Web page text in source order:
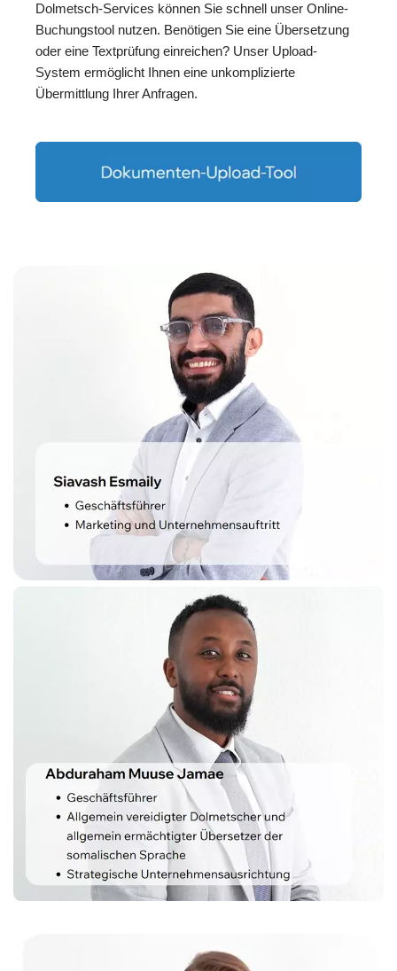
Dolmetsch-Services können Sie schnell unser Online-
Buchungstool nutzen. Benötigen Sie eine Übersetzung
oder eine Textprüfung einreichen? Unser Upload-
System ermöglicht Ihnen eine unkomplizierte
Übermittlung Ihrer Anfragen.